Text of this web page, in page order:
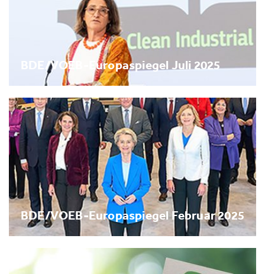
BDE/VOEB-Europaspiegel Juli 2025
BDE/VOEB-Europaspiegel Februar 2025